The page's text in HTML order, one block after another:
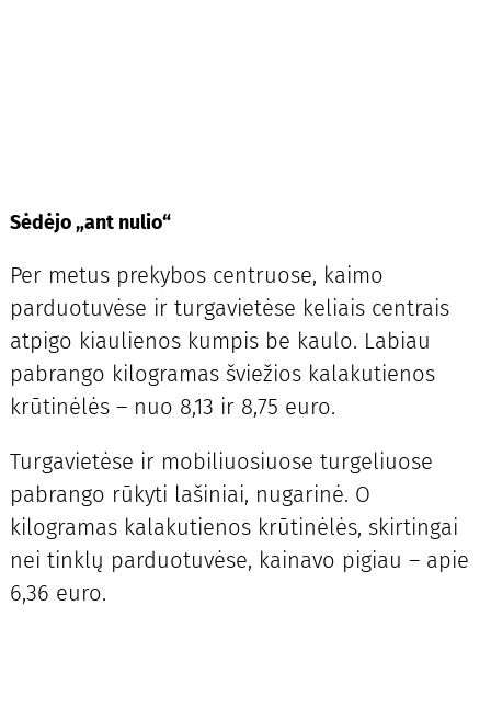
Sėdėjo „ant nulio“
Per metus prekybos centruose, kaimo
parduotuvėse ir turgavietėse keliais centrais
atpigo kiaulienos kumpis be kaulo. Labiau
pabrango kilogramas šviežios kalakutienos
krūtinėlės – nuo 8,13 ir 8,75 euro.
Turgavietėse ir mobiliuosiuose turgeliuose
pabrango rūkyti lašiniai, nugarinė. O
kilogramas kalakutienos krūtinėlės, skirtingai
nei tinklų parduotuvėse, kainavo pigiau – apie
6,36 euro.